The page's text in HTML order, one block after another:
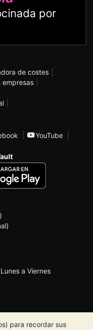
para recordar sus
por
de costes
empresas
YouTube
a Viernes